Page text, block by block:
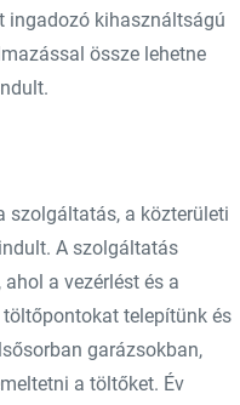
ingadozó kihasználtságú
össze lehetne
szolgáltatás, a közterületi
A szolgáltatás
a vezérlést és a
telepítünk és
garázsokban,
a töltőket. Év